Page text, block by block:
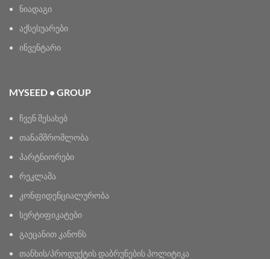
ნიადაგი
აქსესუარები
ინვენტარი
MYSEED • GROUP
ჩვენ შესახებ
თანამშრომლობა
პარტნიორები
რეკლამა
კონფიდენციალურობა
სერტიფიკატები
გაეცანით კანონს
თანხის/პროდუქტის დაბრუნების პოლიტიკა